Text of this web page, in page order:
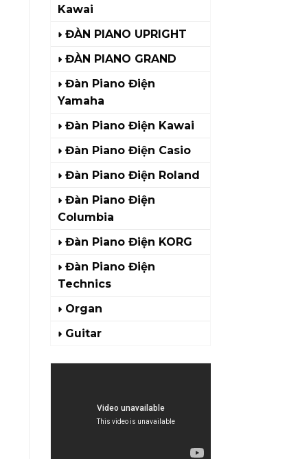
Kawai
ĐÀN PIANO UPRIGHT
ĐÀN PIANO GRAND
Đàn Piano Điện
Yamaha
Đàn Piano Điện Kawai
Đàn Piano Điện Casio
Đàn Piano Điện Roland
Đàn Piano Điện
Columbia
Đàn Piano Điện KORG
Đàn Piano Điện
Technics
Organ
Guitar